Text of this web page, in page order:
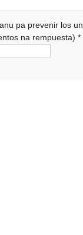
pa prevenir los
na rempuesta)*